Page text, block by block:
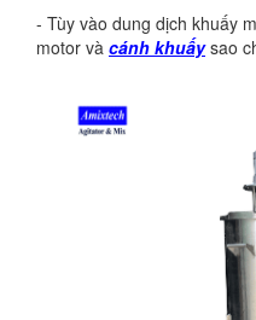
- Tùy vào dung dịch khuấy
motor và cánh khuấy sao